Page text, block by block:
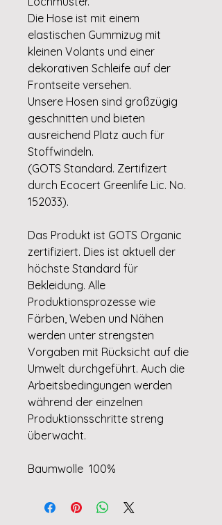
Die Hose ist mit einem
elastischen Gummizug mit
kleinen Volants und einer
dekorativen Schleife auf der
Frontseite versehen.
Unsere Hosen sind großzügig
geschnitten und bieten
ausreichend Platz auch für
Stoffwindeln.
(GOTS Standard. Zertifizert
durch Ecocert Greenlife Lic. No.
152033).
Das Produkt ist GOTS Organic
zertifiziert. Dies ist aktuell der
höchste Standard für
Bekleidung. Alle
Produktionsprozesse wie
Färben, Weben und Nähen
werden unter strengsten
Vorgaben mit Rücksicht auf die
Umwelt durchgeführt. Auch die
Arbeitsbedingungen werden
während der einzelnen
Produktionsschritte streng
überwacht.
Baumwolle 100%